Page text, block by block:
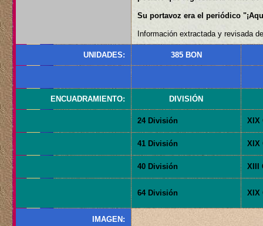
Su portavoz era el periódico
Información extractada y revisada
UNIDADES: 385 BON
ENCUADRAMIENTO: DIVISIÓN
24 División XIX
41 División XIX
40 División XIII
64 División XIX
IMAGEN: